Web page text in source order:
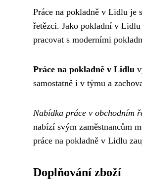
Práce na pokladně v Lidlu je
řetězci. Jako pokladní v Lidlu
pracovat s moderními
Práce na pokladně v Lidlu
samostatně i v týmu a
Nabídka práce v obchodním
nabízí svým zaměstnancům
práce na pokladně v Lidlu
Doplňování zboží